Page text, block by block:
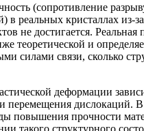
(сопротивление
в реальных кристаллах из-
не достигается. Реальная
теоретической и
силами связи, сколько
деформации
перемещения дислокаций.
повышения прочности
такого структурного